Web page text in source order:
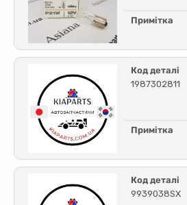
Примітка
Код деталі
1987302811
Примітка
Код деталі
9939038SX